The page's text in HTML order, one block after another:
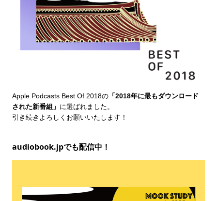
Apple Podcasts Best Of 2018の「2018年に最もダウンロード
された新番組」 に選ばれました。
引き続きよろしくお願いいたします！
audiobook.jpでも配信中！